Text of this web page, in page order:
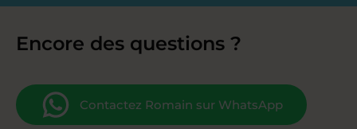
Encore des questions ?
Contactez Romain sur WhatsApp